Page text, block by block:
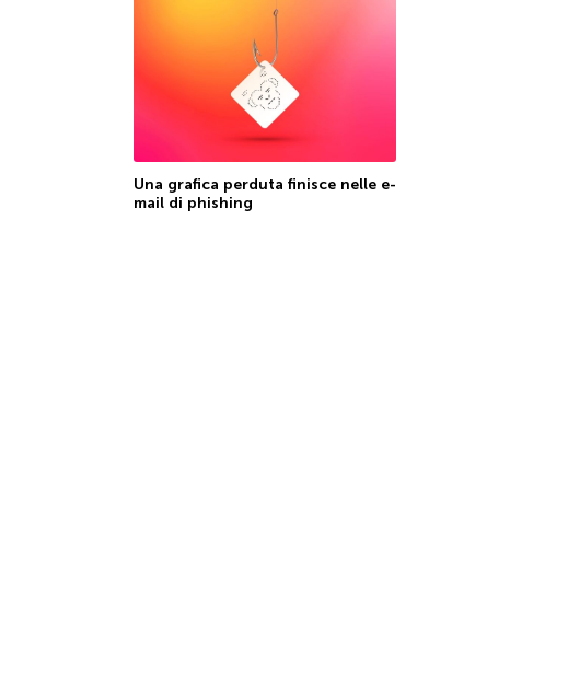
Una grafica perduta finisce nelle e-
mail di phishing